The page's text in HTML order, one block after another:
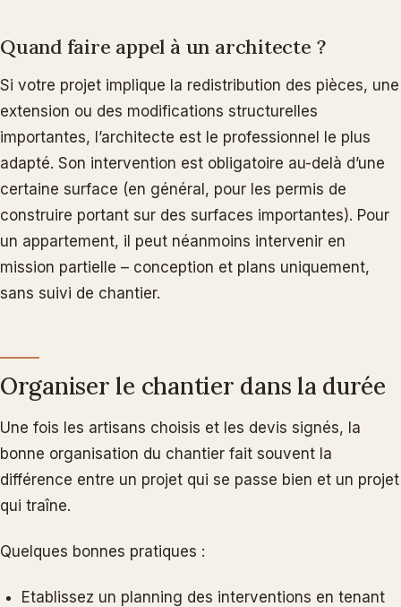
Quand faire appel à un architecte ?
Si votre projet implique la redistribution des pièces, une
extension ou des modifications structurelles
importantes, l’architecte est le professionnel le plus
adapté. Son intervention est obligatoire au-delà d’une
certaine surface (en général, pour les permis de
construire portant sur des surfaces importantes). Pour
un appartement, il peut néanmoins intervenir en
mission partielle – conception et plans uniquement,
sans suivi de chantier.
Organiser le chantier dans la durée
Une fois les artisans choisis et les devis signés, la
bonne organisation du chantier fait souvent la
différence entre un projet qui se passe bien et un projet
qui traîne.
Quelques bonnes pratiques :
Etablissez un planning des interventions en tenant